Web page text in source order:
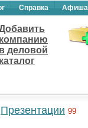
Справка Афиша
компанию
в деловой
каталог
Презентации 99